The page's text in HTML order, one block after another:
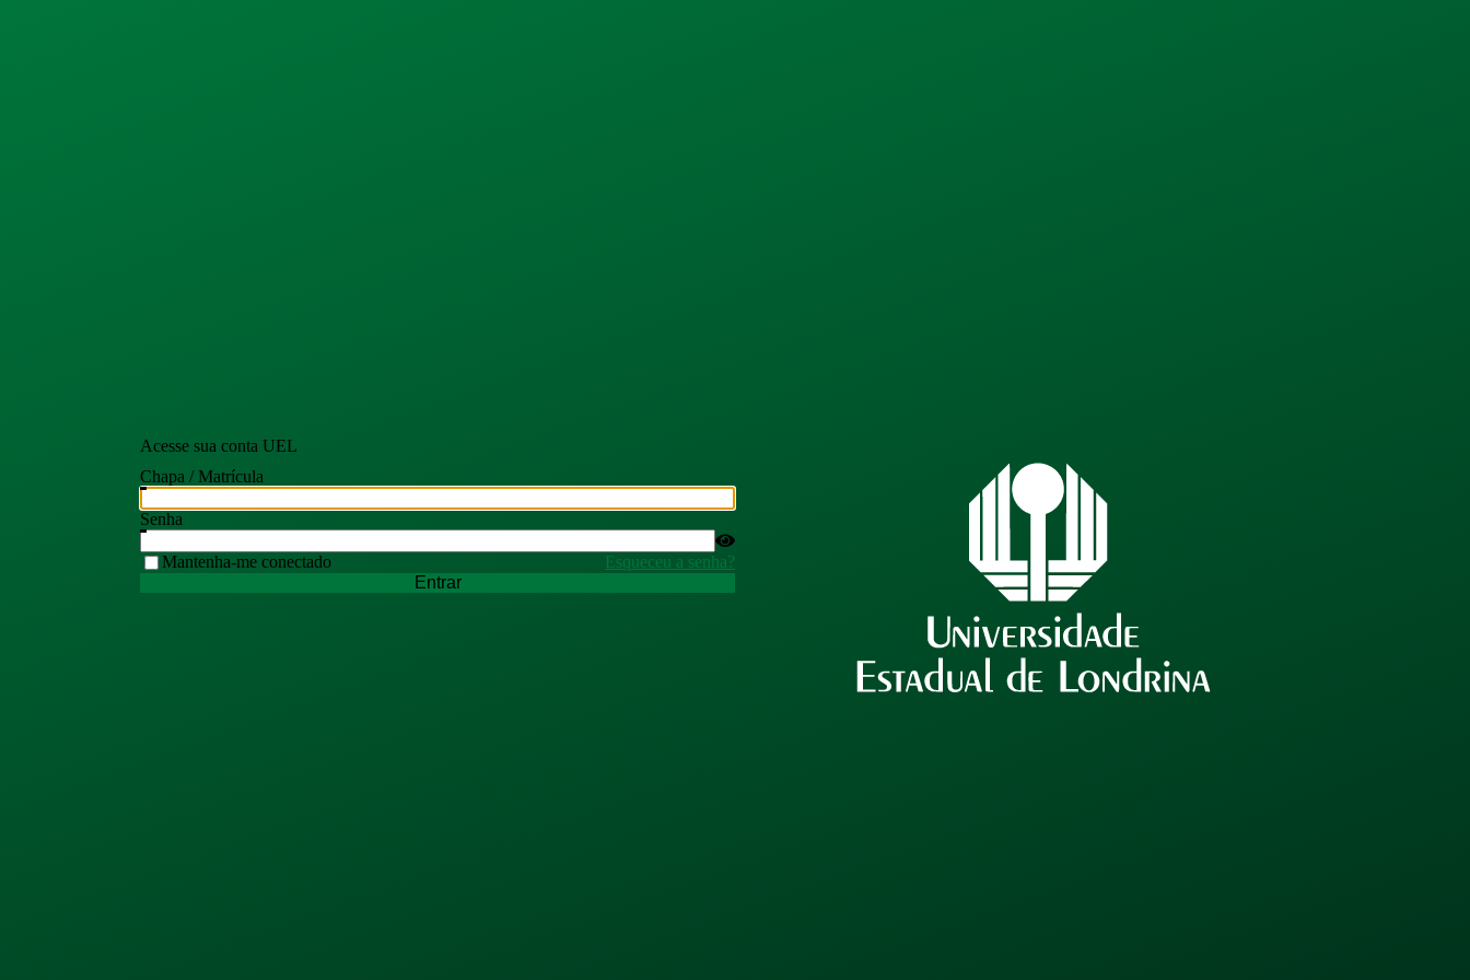
Acesse sua conta UEL
Chapa / Matrícula
Senha
Mantenha-me conectado
Esqueceu a senha?
Entrar